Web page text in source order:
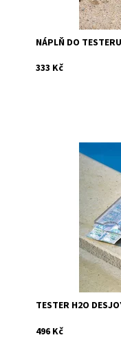
NÁPLŇ DO
333 Kč
Tester umožňuje
bazénové vody.
je mezi 7,2 a 7,4.
19684
TESTER H2O
496 Kč